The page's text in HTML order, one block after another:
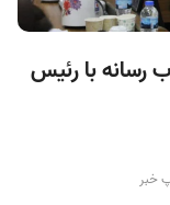
با رئیس
خبر